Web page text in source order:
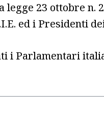
legge 23 ottobre n.
ed i Presidenti
i Parlamentari